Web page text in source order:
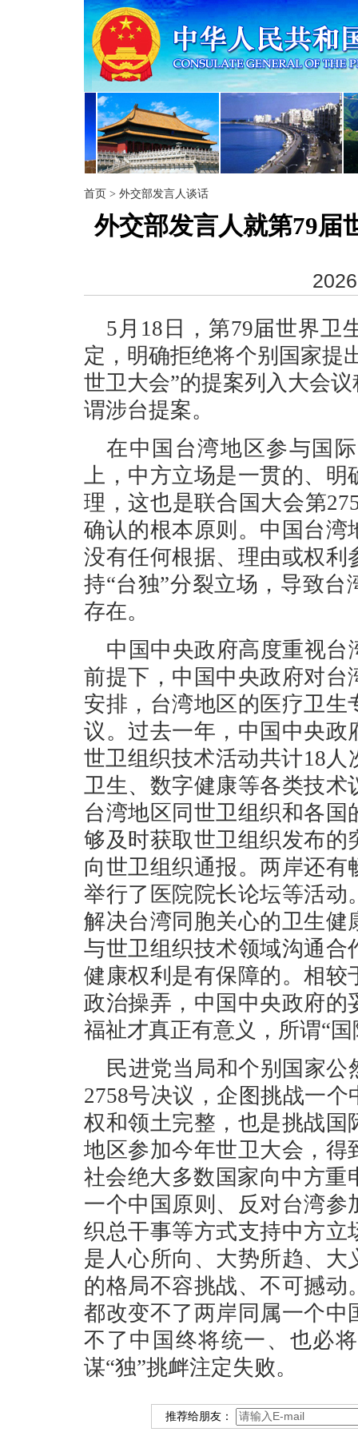
首页 > 外交部发言人谈话
外交部发言人就第79届
5月18日，第79届世界卫
定，明确拒绝将个别国家提
世卫大会”的提案列入大会
谓涉台提案。
在中国台湾地区参与国
上，中方立场是一贯的、
理，这也是联合国大会第
确认的根本原则。中国台
没有任何根据、理由或权
持“台独”分裂立场，导致
存在。
中国中央政府高度重视
前提下，中国中央政府对
安排，台湾地区的医疗卫
议。过去一年，中国中央
世卫组织技术活动共计18
卫生、数字健康等各类技
台湾地区同世卫组织和各
够及时获取世卫组织发布
向世卫组织通报。两岸还
举行了医院院长论坛等活
解决台湾同胞关心的卫生
与世卫组织技术领域沟通
健康权利是有保障的。相
政治操弄，中国中央政府
福祉才真正有意义，所谓“
民进党当局和个别国家
2758号决议，企图挑战一
权和领土完整，也是挑战
地区参加今年世卫大会，
社会绝大多数国家向中方重
一个中国原则、反对台湾
织总干事等方式支持中方
是人心所向、大势所趋、
的格局不容挑战、不可撼
都改变不了两岸同属一个
不了中国终将统一、也必
谋“独”挑衅注定失败。
推荐给朋友：